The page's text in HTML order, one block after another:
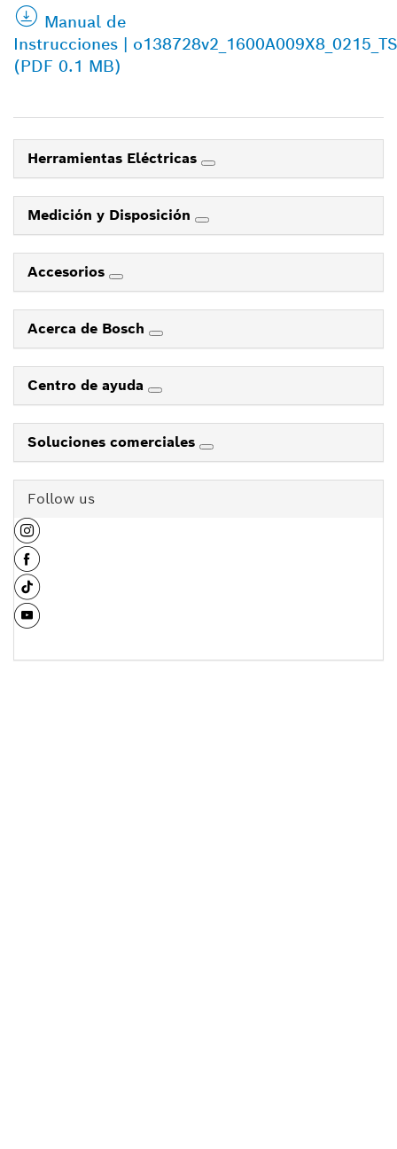
Manual de
Instrucciones |
(PDF 0.1 MB)
Herramientas Eléctricas
Medición y Disposición
Accesorios
Acerca de Bosch
Centro de ayuda
Soluciones comerciales
Follow us